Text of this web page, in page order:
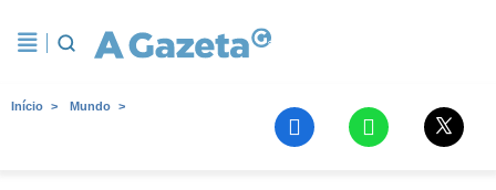
Início Mundo